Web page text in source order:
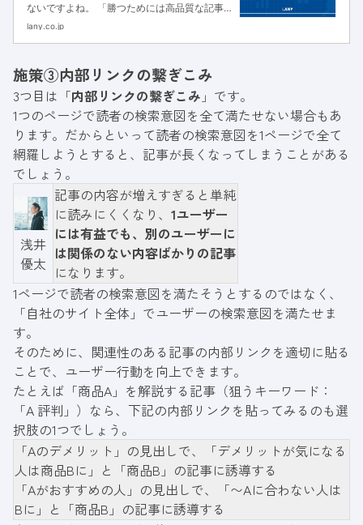
ないですよね。 「勝つためには高品質な記事
を書け」と一度は耳にしたことがあると思いま
上がんないから困ってるんだ！
lany.co.jp
施策③内部リンクの繋ぎこみ
3つ目は「内部リンクの繋ぎこみ 」です。
1つのページで読者の検索意図を全て満たせない場合もあ
ります。だからといって読者の検索意図を1ページで全て
網羅しようとすると、記事が長くなってしまうことがある
でしょう。
浅井
優太
記事の内容が増えすぎると単純
に読みにくくなり、 1ユーザー
には有益でも、別のユーザーに
は関係のない内容ばかりの記事
になります。
1ページで読者の検索意図を満たそうとするのではなく、
「自社のサイト全体」でユーザーの検索意図を満たせま
す。
そのために、関連性のある記事の内部リンクを適切に貼る
ことで、ユーザー行動を向上できます。
たとえば「商品A」を解説する記事（狙うキーワード：
「A 評判」）なら、下記の内部リンクを貼ってみるのも選
択肢の1つでしょう。
「Aのデメリット」の見出しで、「デメリットが気になる
人は商品Bに」と「商品B」の記事に誘導する
「Aがおすすめの人」の見出しで、「〜Aに合わない人は
Bに」と「商品B」の記事に誘導する